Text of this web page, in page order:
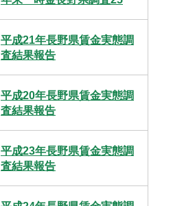
平成21年長野県賃金実態調
査結果報告
平成20年長野県賃金実態調
査結果報告
平成23年長野県賃金実態調
査結果報告